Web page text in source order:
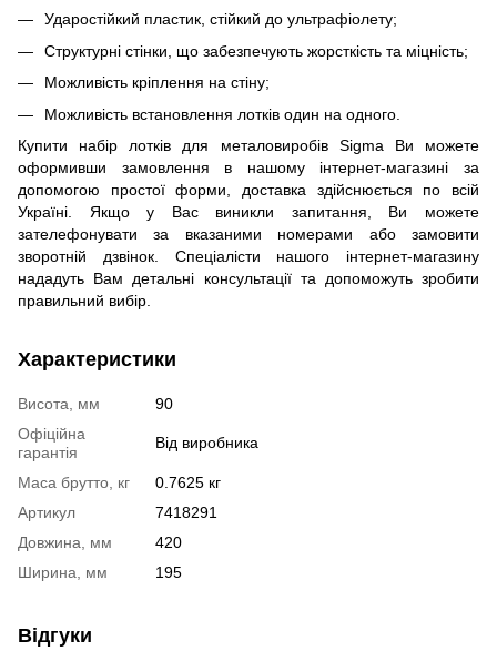
Ударостійкий пластик, стійкий до ультрафіолету;
Структурні стінки, що забезпечують жорсткість та міцність;
Можливість кріплення на стіну;
Можливість встановлення лотків один на одного.
Купити набір лотків для металовиробів Sigma Ви можете
оформивши замовлення в нашому інтернет-магазині за
допомогою простої форми, доставка здійснюється по всій
Україні. Якщо у Вас виникли запитання, Ви можете
зателефонувати за вказаними номерами або замовити
зворотній дзвінок. Спеціалісти нашого інтернет-магазину
нададуть Вам детальні консультації та допоможуть зробити
правильний вибір.
Характеристики
Висота, мм
90
Офіційна
гарантія
Від виробника
Маса брутто, кг
0.7625 кг
Артикул
7418291
Довжина, мм
420
Ширина, мм
195
Відгуки